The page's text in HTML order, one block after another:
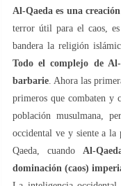
Al-Qaeda es una
terror útil para el caos,
bandera la religión
Todo el complejo de
barbarie. Ahora las
primeros que combaten y
población musulmana,
occidental ve y siente a la
Qaeda, cuando Al-
dominación (caos)